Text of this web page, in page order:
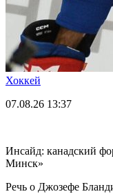
Хоккей
07.08.26 13:37
Инсайд: канадский
Минск»
Речь о Джозефе